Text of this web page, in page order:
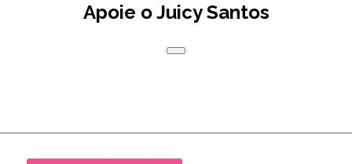
Apoie o Juicy Santos